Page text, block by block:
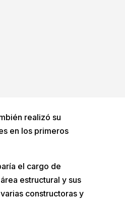
realizó su
en los primeros
el cargo de
estructural y sus
constructoras y